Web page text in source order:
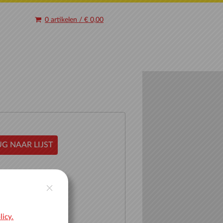
0 artikelen / € 0,00
NAAR LIJST